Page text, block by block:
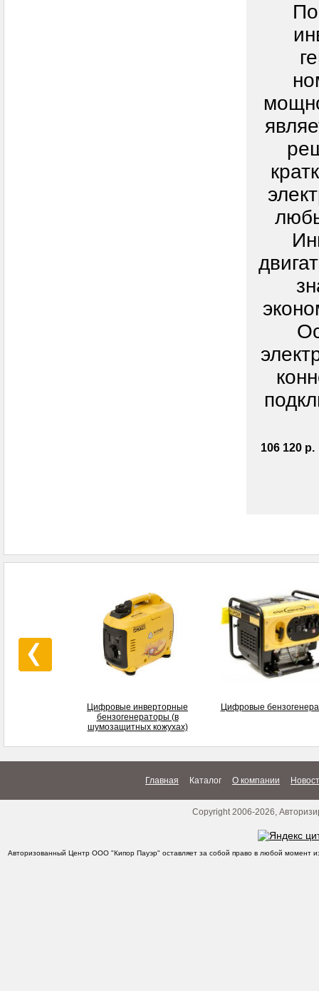
106 120 р.
Цифровые инверторные
бензогенераторы (в
шумозащитных кожухах)
Цифровые
Главная Каталог О компании
Copyright 2006-2026,
Авторизованный Центр ООО "Кипор Пауэр" оставляет за собой право в любой момент